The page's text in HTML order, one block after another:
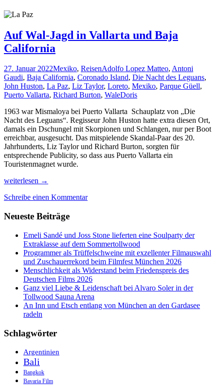
Auf Wal-Jagd in Vallarta und Baja
California
27. Januar 2022Mexiko, ReisenAdolfo Lopez Matteo, Antoni
Gaudi, Baja California, Coronado Island, Die Nacht des Leguans,
John Huston, La Paz, Liz Taylor, Loreto, Mexiko, Parque Güell,
Puerto Vallarta, Richard Burton, WaleDoris
1963 war Mismaloya bei Puerto Vallarta Schauplatz von „Die
Nacht des Leguans“. Regisseur John Huston hatte extra diesen Ort,
damals ein Dschungel mit Skorpionen und Schlangen, nur per Boot
erreichbar, ausgesucht. Das mitspielende Skandal-Paar des 20.
Jahrhunderts, Liz Taylor und Richard Burton, sorgten für
entsprechende Publicity, so dass aus Puerto Vallarta ein
Touristenmagnet wurde.
Auf
Jagd
Vallarta
Baja
California
weiterlesen →
Schreibe einen Kommentar
Neueste Beiträge
Emeli Sandé und Joss Stone lieferten eine Soulparty der
Extraklasse auf dem Sommertollwood
Programmer als Trüffelschweine mit exzellenter Filmauswahl
und Zuschauerrekord beim Filmfest München 2026
Menschlichkeit als Widerstand beim Friedenspreis des
Deutschen Films 2026
Ganz viel Liebe & Leidenschaft bei Alvaro Soler in der
Tollwood Sauna Arena
An Inn und Etsch entlang von München an den Gardasee
radeln
Schlagwörter
Argentinien
Bali
Bangkok
Bavaria Film